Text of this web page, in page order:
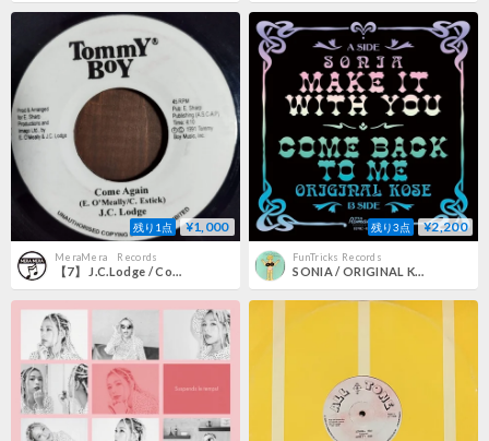
残り1点 ¥1,000
MeraMera Records
【7】 J.C.Lodge / Come Again
残り3点 ¥2,200
FunTricks Records
SONIA / ORIGINAL KOSE - Make It With You / Come Back To Me [7][It's A Romance]